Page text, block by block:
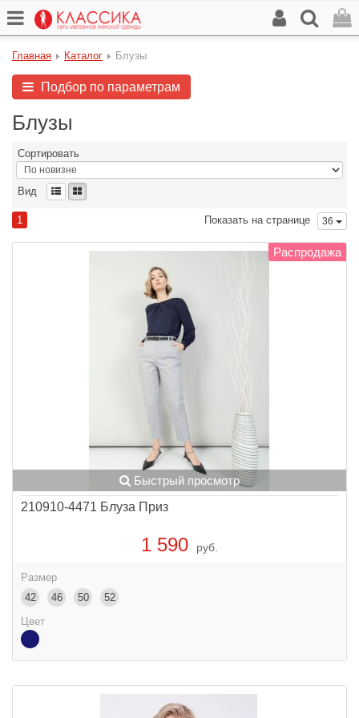
Главная Каталог Блузы
Подбор по параметрам
Блузы
Сортировать
Вид
1 Показать на странице 36
Распродажа
Быстрый просмотр
210910-4471 Блуза Приз
1 590 руб.
Размер
42
46 50
52
Цвет